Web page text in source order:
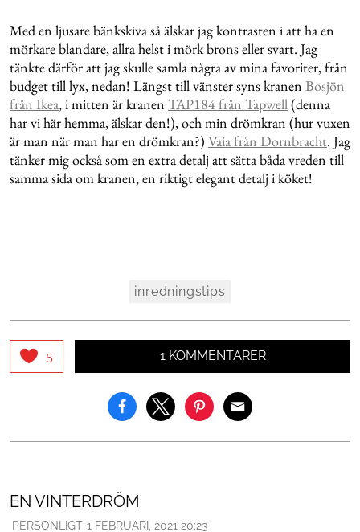
Med en ljusare bänkskiva så älskar jag kontrasten i att ha en
mörkare blandare, allra helst i mörk brons eller svart. Jag
tänkte därför att jag skulle samla några av mina favoriter, från
budget till lyx, nedan! Längst till vänster syns kranen Bosjön
från Ikea, i mitten är kranen TAP184 från Tapwell(denna
har vi här hemma, älskar den!), och min drömkran (hur vuxen
är man när man har en drömkran?) Vaia från Dornbracht. Jag
tänker mig också som en extra detalj att sätta båda vreden till
samma sida om kranen, en riktigt elegant detalj i köket!
inredningstips
5 1 KOMMENTARER
EN VINTERDRÖM
PERSONLIGT 1 FEBRUARI, 2021 20:23